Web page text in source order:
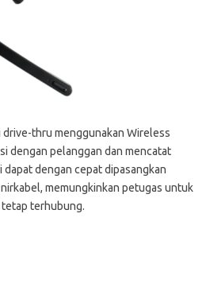
thru menggunakan Wireless
dengan pelanggan dan mencatat
dapat dengan cepat dipasangkan
memungkinkan petugas untuk
tetap terhubung.